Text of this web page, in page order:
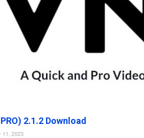
2.1.2 Download
11, 2023